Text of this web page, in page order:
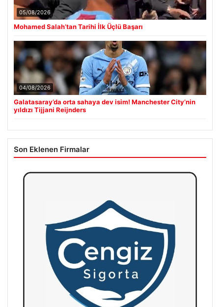
05/08/2026
Mohamed Salah’tan Tarihi İlk Üçlü Başarı
04/08/2026
Galatasaray’da orta sahaya dev isim! Manchester City’nin
yıldızı Tijjani Reijnders
Son Eklenen Firmalar